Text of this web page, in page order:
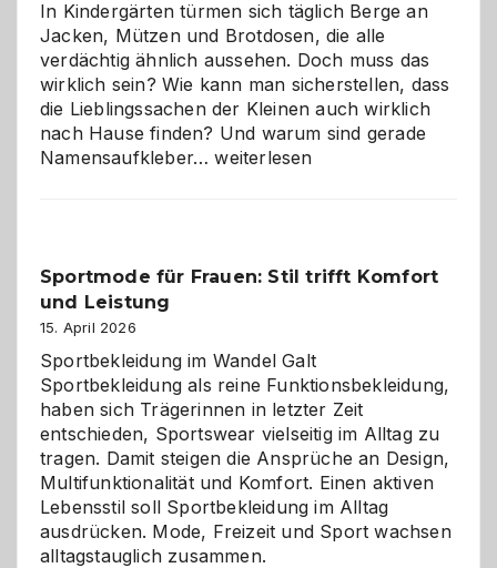
In Kindergärten türmen sich täglich Berge an
Jacken, Mützen und Brotdosen, die alle
verdächtig ähnlich aussehen. Doch muss das
wirklich sein? Wie kann man sicherstellen, dass
die Lieblingssachen der Kleinen auch wirklich
nach Hause finden? Und warum sind gerade
Namensaufkleber…Namensaufkleber
gegen
Chaos
weiterlesen
Sportmode für Frauen: Stil trifft Komfort
und Leistung
15. April 2026
Sportbekleidung im Wandel Galt
Sportbekleidung als reine Funktionsbekleidung,
haben sich Trägerinnen in letzter Zeit
entschieden, Sportswear vielseitig im Alltag zu
tragen. Damit steigen die Ansprüche an Design,
Multifunktionalität und Komfort. Einen aktiven
Lebensstil soll Sportbekleidung im Alltag
ausdrücken. Mode, Freizeit und Sport wachsen
alltagstauglich zusammen.